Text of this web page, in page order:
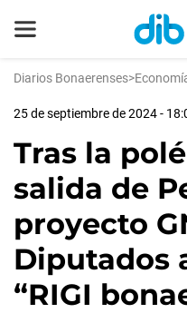
Diarios Bonaerenses>
25 de septiembre de 2024 -
Tras la
salida de
proyecto
Diputados
“RIGI